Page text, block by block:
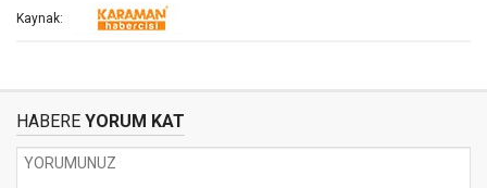
Kaynak:
HABERE YORUM KAT